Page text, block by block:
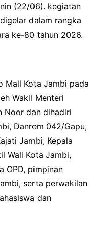
(22/06). kegiatan
dalam rangka
ke-80 tahun 2026.
Mall Kota Jambi pada
Wakil Menteri
Noor dan dihadiri
Danrem 042/Gapu,
Jambi, Kepala
Wali Kota Jambi,
OPD, pimpinan
serta perwakilan
dan